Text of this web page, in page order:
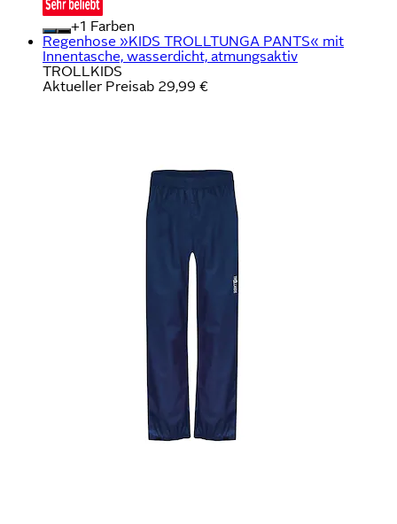
+
Farben
Regenhose »KIDS TROLLTUNGA PANTS« mit
Innentasche, wasserdicht, atmungsaktiv
TROLLKIDS
Aktueller Preisab 29,99 €